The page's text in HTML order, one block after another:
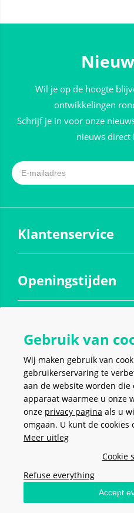
Wil je op de hoogte
ontwikkelingen
Schrijf je in voor onze
nieuws direct
Klantenservice
Openingstijden
Social media
VEILIG EN
Gebruik van
Wij maken gebruik van
gebruikerservaring te
aan de website worden die
apparaat waarmee u onze
onze privacy pagina als u
omgaan. U kunt de
Meer uitleg
Cookie
Refuse everything
Accept